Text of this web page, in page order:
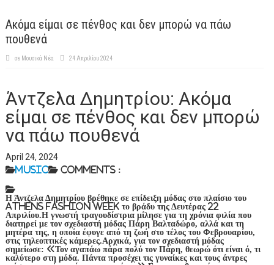
Ακόμα είμαι σε πένθος και δεν μπορώ να πάω
πουθενά
σε Μουσικά Νέα 24 Απριλίου 2024
Άντζελα Δημητρίου: Ακόμα
είμαι σε πένθος και δεν μπορώ
να πάω πουθενά
April 24, 2024
Music Comments :
Η Άντζελα Δημητρίου βρέθηκε σε επίδειξη μόδας στο πλαίσιο του
Athens Fashion Week το βράδυ της Δευτέρας 22
Απριλίου.Η γνωστή τραγουδίστρια μίλησε για τη χρόνια φιλία που
διατηρεί με τον σχεδιαστή μόδας Πάρη Βαλταδώρο, αλλά και τη
μητέρα της, η οποία έφυγε από τη ζωή στο τέλος του Φεβρουαρίου,
στις τηλεοπτικές κάμερες.Αρχικά, για τον σχεδιαστή μόδας
σημείωσε: «Τον αγαπάω πάρα πολύ τον Πάρη, θεωρώ ότι είναι ό, τι
καλύτερο στη μόδα. Πάντα προσέχει τις γυναίκες και τους άντρες